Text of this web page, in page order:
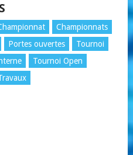
Championnats
Portes ouvertes
Tournoi
Tournoi Open